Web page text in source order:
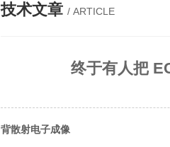
技术文章 / ARTICLE
终于有人把
背散射电子成像